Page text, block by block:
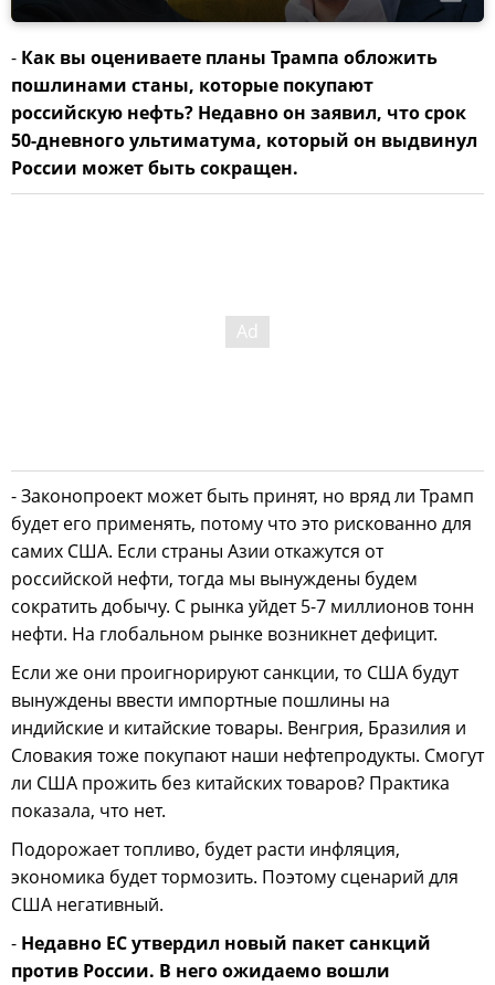
- Как вы оцениваете планы Трампа обложить
пошлинами станы, которые покупают
российскую нефть? Недавно он заявил, что срок
50-дневного ультиматума, который он выдвинул
России может быть сокращен.
- Законопроект может быть принят, но вряд ли Трамп
будет его применять, потому что это рискованно для
самих США. Если страны Азии откажутся от
российской нефти, тогда мы вынуждены будем
сократить добычу. С рынка уйдет 5-7 миллионов тонн
нефти. На глобальном рынке возникнет дефицит.
Если же они проигнорируют санкции, то США будут
вынуждены ввести импортные пошлины на
индийские и китайские товары. Венгрия, Бразилия и
Словакия тоже покупают наши нефтепродукты. Смогут
ли США прожить без китайских товаров? Практика
показала, что нет.
Подорожает топливо, будет расти инфляция,
экономика будет тормозить. Поэтому сценарий для
США негативный.
- Недавно ЕС утвердил новый пакет санкций
против России. В него ожидаемо вошли